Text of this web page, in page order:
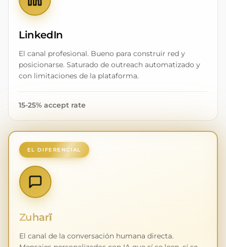
LinkedIn
El canal profesional. Bueno para construir red y
posicionarse. Saturado de outreach automatizado y
con limitaciones de la plataforma.
15-25% accept rate
EL DIFERENCIAL
Zuharī
El canal de la conversación humana directa.